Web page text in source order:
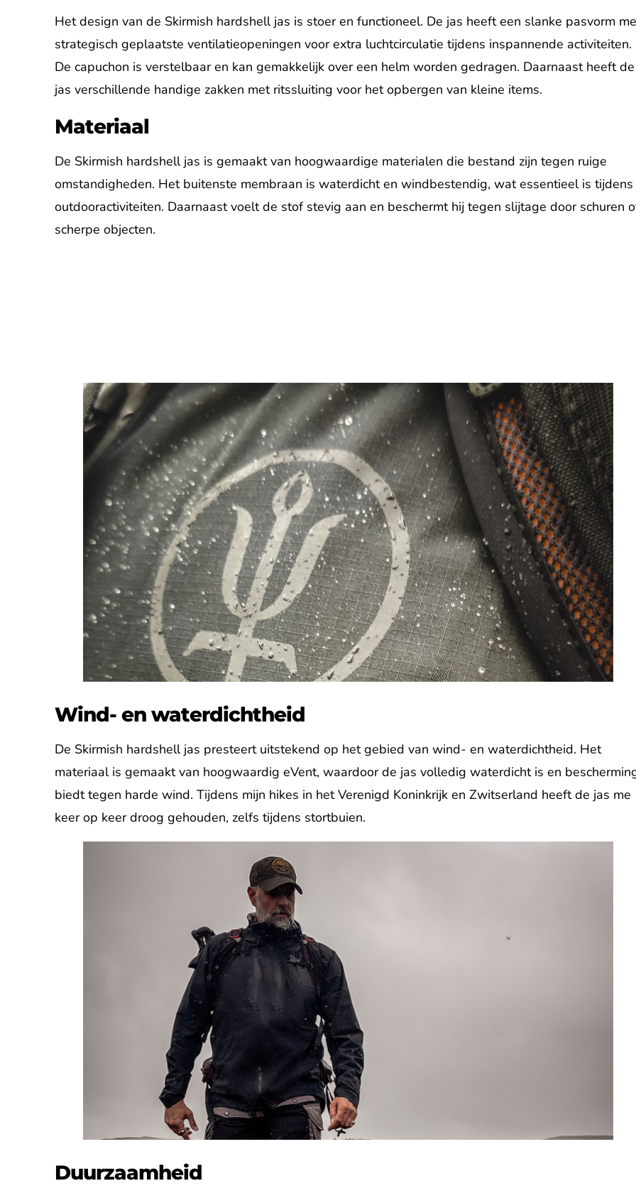
Het design van de Skirmish hardshell jas is stoer en functioneel. De jas heeft een slanke pasvorm
strategisch geplaatste ventilatieopeningen voor extra luchtcirculatie tijdens inspannende activiteiten.
De capuchon is verstelbaar en kan gemakkelijk over een helm worden gedragen. Daarnaast heeft de
jas verschillende handige zakken met ritssluiting voor het opbergen van kleine items.
Materiaal
De Skirmish hardshell jas is gemaakt van hoogwaardige materialen die bestand zijn tegen ruige
omstandigheden. Het buitenste membraan is waterdicht en windbestendig, wat essentieel is tijdens
outdooractiviteiten. Daarnaast voelt de stof stevig aan en beschermt hij tegen slijtage door schuren
scherpe objecten.
Wind- en waterdichtheid
De Skirmish hardshell jas presteert uitstekend op het gebied van wind- en waterdichtheid. Het
materiaal is gemaakt van hoogwaardig eVent, waardoor de jas volledig waterdicht is en
biedt tegen harde wind. Tijdens mijn hikes in het Verenigd Koninkrijk en Zwitserland heeft de jas me
keer op keer droog gehouden, zelfs tijdens stortbuien.
Duurzaamheid